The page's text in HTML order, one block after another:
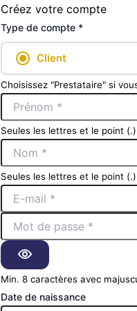
Créez votre compte
Type de compte *
Client
Choisissez "Prestataire" si
Seules les lettres et le point
Seules les lettres et le point
Min. 8 caractères avec
Date de naissance